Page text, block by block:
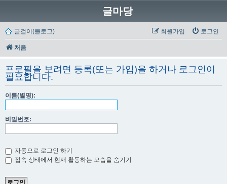
글마당
글걸이(블로그) 로그인
회원가입
처음
프로필을 보려면 등록(또는 가입)을 하거나 로그인이
필요합니다.
이름(별명):
비밀번호:
자동으로 로그인 하기
접속 상태에서 현재 활동하는 모습을 숨기기